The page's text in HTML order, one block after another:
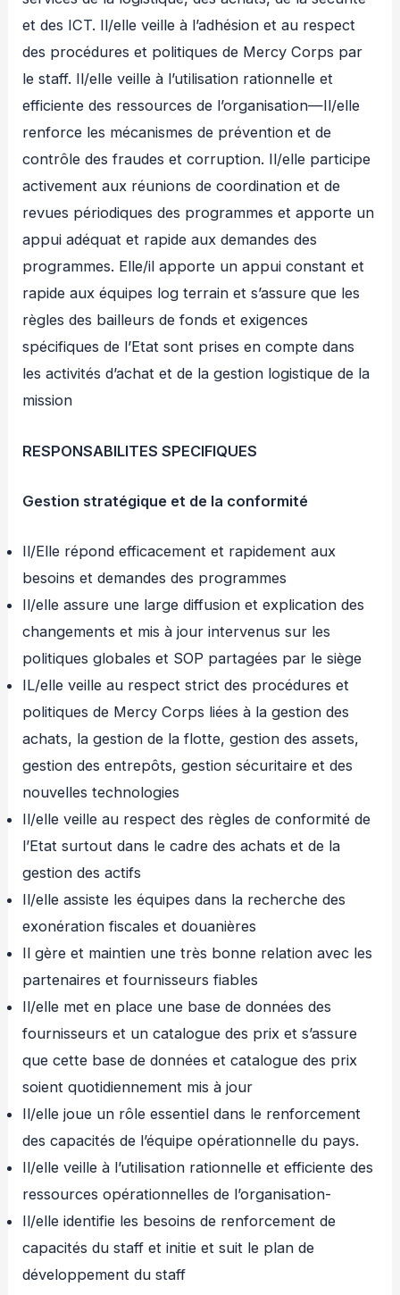
et des ICT. Il/elle veille à l’adhésion et au respect
des procédures et politiques de Mercy Corps par
le staff. Il/elle veille à l’utilisation rationnelle et
efficiente des ressources de l’organisation—Il/elle
renforce les mécanismes de prévention et de
contrôle des fraudes et corruption. Il/elle participe
activement aux réunions de coordination et de
revues périodiques des programmes et apporte un
appui adéquat et rapide aux demandes des
programmes. Elle/il apporte un appui constant et
rapide aux équipes log terrain et s’assure que les
règles des bailleurs de fonds et exigences
spécifiques de l’Etat sont prises en compte dans
les activités d’achat et de la gestion logistique de la
mission
RESPONSABILITES SPECIFIQUES
Gestion stratégique et de la conformité
Il/Elle répond efficacement et rapidement aux
besoins et demandes des programmes
Il/elle assure une large diffusion et explication des
changements et mis à jour intervenus sur les
politiques globales et SOP partagées par le siège
IL/elle veille au respect strict des procédures et
politiques de Mercy Corps liées à la gestion des
achats, la gestion de la flotte, gestion des assets,
gestion des entrepôts, gestion sécuritaire et des
nouvelles technologies
Il/elle veille au respect des règles de conformité de
l’Etat surtout dans le cadre des achats et de la
gestion des actifs
Il/elle assiste les équipes dans la recherche des
exonération fiscales et douanières
Il gère et maintien une très bonne relation avec les
partenaires et fournisseurs fiables
Il/elle met en place une base de données des
fournisseurs et un catalogue des prix et s’assure
que cette base de données et catalogue des prix
soient quotidiennement mis à jour
Il/elle joue un rôle essentiel dans le renforcement
des capacités de l’équipe opérationnelle du pays.
Il/elle veille à l’utilisation rationnelle et efficiente des
ressources opérationnelles de l’organisation-
Il/elle identifie les besoins de renforcement de
capacités du staff et initie et suit le plan de
développement du staff